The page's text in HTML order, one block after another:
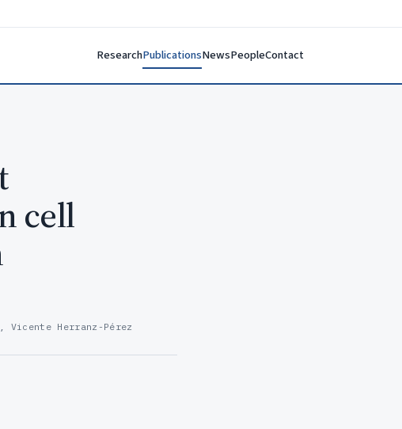
ResearchPublicationsNewsPeopleContact
cell
Vicente Herranz-Pérez